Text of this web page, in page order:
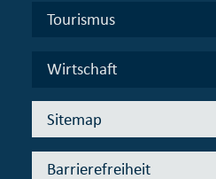
Tourismus
Wirtschaft
Sitemap
Barrierefreiheit